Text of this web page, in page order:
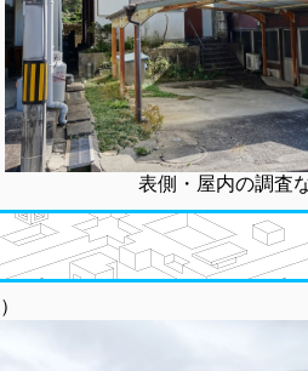
表側・屋内の調査